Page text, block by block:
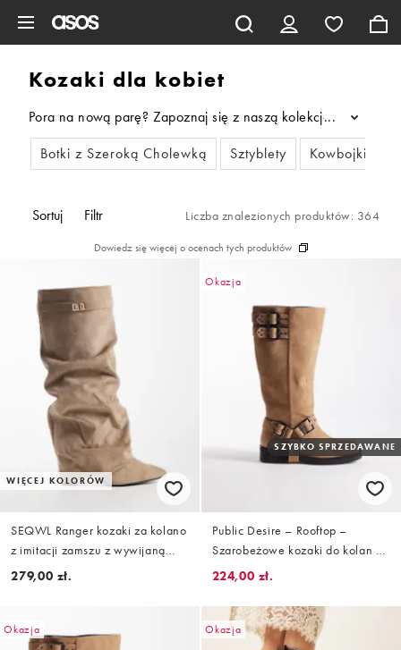
Kozaki dla kobiet
Pora na nową parę? Zapoznaj się z naszą kolekcją damskich
...
Botki z Szeroką Cholewką
Sztyblety Kowbojki
Sortuj Filtr Liczba znalezionych produktów: 364
Dowiedz się więcej o ocenach tych produktów
WIĘCEJ KOLORÓW
SEQWL Ranger kozaki za kolano
z imitacji zamszu z wywijaną
cholewką w kolorze taupe
279,00 zł.
Okazja
SZYBKO SPRZEDAWANE
Public Desire – Rooftop –
Szarobeżowe kozaki do kolan z
imitacji zamszu, z uprzężą
224,00 zł.
Okazja Okazja